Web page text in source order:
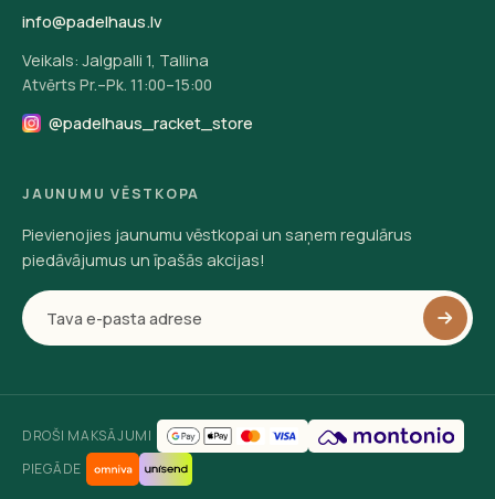
info@padelhaus.lv
Veikals: Jalgpalli 1, Tallina
Atvērts Pr.–Pk. 11:00–15:00
@padelhaus_racket_store
JAUNUMU VĒSTKOPA
Pievienojies jaunumu vēstkopai un saņem regulārus
piedāvājumus un īpašās akcijas!
DROŠI MAKSĀJUMI
PIEGĀDE